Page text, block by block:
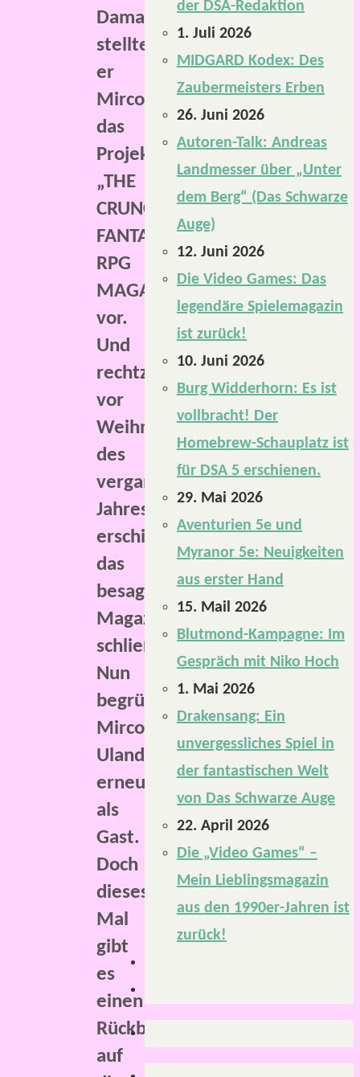
Damals
stellte
er
Mirco
das
Projekt
„THE
CRUNCHFLUFF
FANTASTIC
RPG
MAGAZINE“
vor.
Und
rechtzeitig
vor
Weihnachten
des
vergangenen
Jahres
erschien
das
besagte
Magazin
schließlich.
Nun
begrüßt
Mirco
Uland
erneut
als
Gast.
Doch
dieses
Mal
gibt
es
einen
Rückblick
auf
der DSA-Redaktion
1. Juli 2026
MIDGARD Kodex: Des
Zaubermeisters Erben
26. Juni 2026
Autoren-Talk: Andreas
Landmesser über „Unter
dem Berg“ (Das Schwarze
Auge)
12. Juni 2026
Die Video Games: Das
legendäre Spielemagazin
ist zurück!
10. Juni 2026
Burg Widderhorn: Es ist
vollbracht! Der
Homebrew-Schauplatz ist
für DSA 5 erschienen.
29. Mai 2026
Aventurien 5e und
Myranor 5e: Neuigkeiten
aus erster Hand
15. Mail 2026
Blutmond-Kampagne: Im
Gespräch mit Niko Hoch
1. Mai 2026
Drakensang: Ein
unvergessliches Spiel in
der fantastischen Welt
von Das Schwarze Auge
22. April 2026
Die „Video Games“ –
Mein Lieblingsmagazin
aus den 1990er-Jahren ist
zurück!